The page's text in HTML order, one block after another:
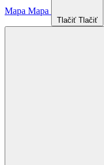
Mapa Mapa
Tlačiť Tlačiť